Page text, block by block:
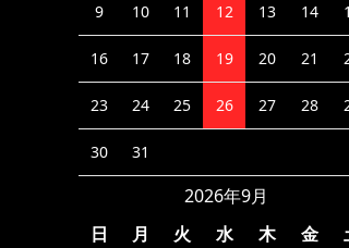
9 10 11 12 13 14
16 17 18 19 20 21
23 24 25 26 27 28
30 31
2026年9月
日
月 火 水 木 金